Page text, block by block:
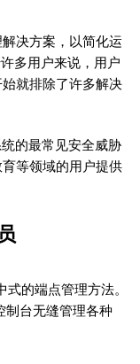
决方案，以简化运
多用户来说，用户
就排除了许多解决
的最常见安全威胁
等领域的用户提供
的端点管理方法。
制台无缝管理各种